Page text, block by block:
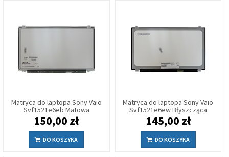
Matryca do laptopa Sony Vaio
Svf1521e6eb Matowa
150,00 zł
DO KOSZYKA
Matryca do laptopa Sony Vaio
Svf1521e6ew Błyszcząca
145,00 zł
DO KOSZYKA